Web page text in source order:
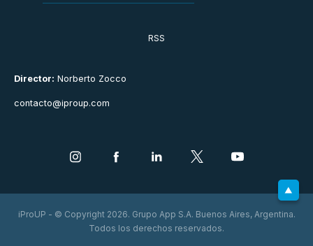
Director: Norberto Zocco
contacto@iproup.com
RSS
iProUP - © Copyright 2026. Grupo App S.A. Buenos Aires, Argentina.
Todos los derechos reservados.